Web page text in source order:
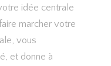
idée centrale
marcher votre
vous
et donne à